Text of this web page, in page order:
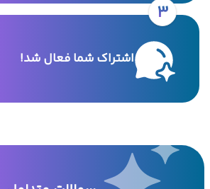
3
اشتراک شما فعال شد!